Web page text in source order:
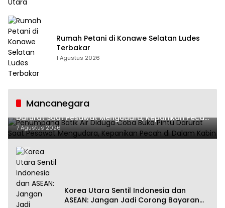
Rumah Petani di Konawe Selatan Ludes
Terbakar
1 Agustus 2026
Mancanegara
Penumpang Batik Air Diduga Coba Buka Pintu
Darurat Saat Pesawat Mengudara, Kepanikan Pecah
di Dalam Kabin
7 Agustus 2026
Korea Utara Sentil Indonesia dan
ASEAN: Jangan Jadi Corong Bayaran